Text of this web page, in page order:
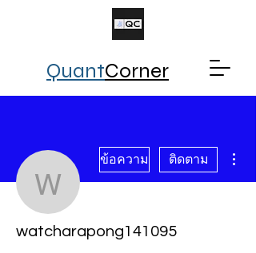
QuantCorner
ข้อความ ติดตาม
watcharapong141095